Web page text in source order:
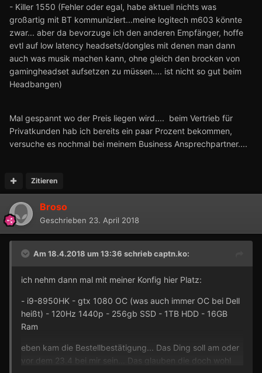
- Killer 1550 (Fehler oder egal, habe aktuell nichts was
großartig mit BT kommuniziert...meine logitech m603 könnte
zwar... aber da bevorzuge ich den anderen Empfänger, hoffe
evtl auf low latency headsets/dongles mit denen man dann
auch was musik machen kann, ohne gleich den brocken von
gamingheadset aufsetzen zu müssen.... ist nicht so gut beim
Headbangen)
Mal gespannt wo der Preis liegen wird.... beim Vertrieb für
Privatkunden hab ich bereits ein paar Prozent bekommen,
versuche es nochmal bei meinem Business Ansprechpartner....
Zitieren
Broso
Geschrieben 23. April 2018
Am 18.4.2018 um 13:36 schriebcaptn.ko:
ich nehm dann mal mit meiner Konfig hier Platz:
- i9-8950HK - gtx 1080 OC (was auch immer OC bei Dell
heißt) - 120Hz 1440p - 256gb SSD - 1TB HDD - 16GB
Ram
eben kam die Bestellbestätigung... Das Ding soll am oder
vor dem 23.4 bei mir sein... Das glauben die doch wohl